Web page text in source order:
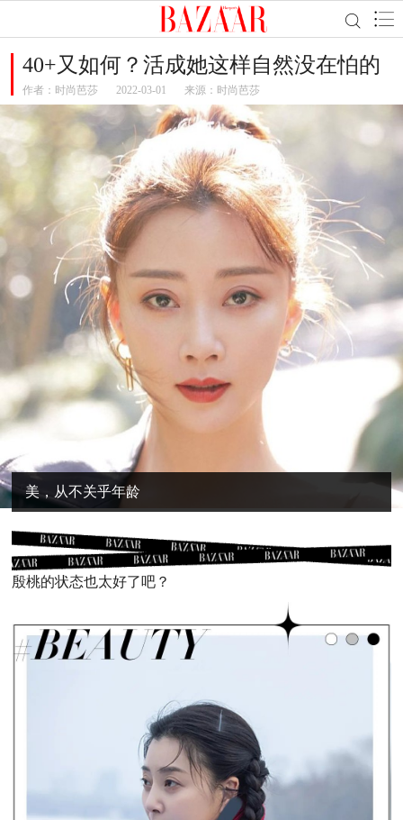
40+又如何？活成她这样自然没在怕的
作者： 时尚芭莎 2022-03-01 来源：时尚芭莎
美，从不关乎年龄
殷桃的状态也太好了吧？